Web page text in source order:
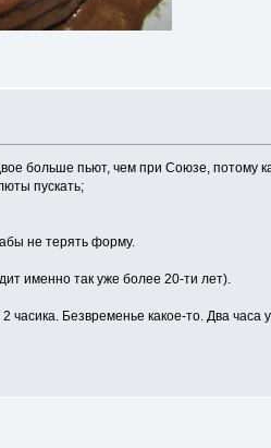
больше пьют, чем при Союзе, потому
пускать;
не терять форму.
именно так уже более 20-ти лет).
Безвременье какое-то. Два часа